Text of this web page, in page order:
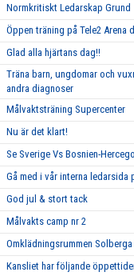
Normkritiskt Ledarskap Grund
Öppen träning på Tele2 Arena
Glad alla hjärtans dag!!
Träna barn, ungdomar och
andra diagnoser
Målvaktsträning Supercenter
Nu är det klart!
Se Sverige Vs Bosnien-
Gå med i vår interna ledarsida
God jul & stort tack
Målvakts camp nr 2
Omklädningsrummen
Kansliet har följande